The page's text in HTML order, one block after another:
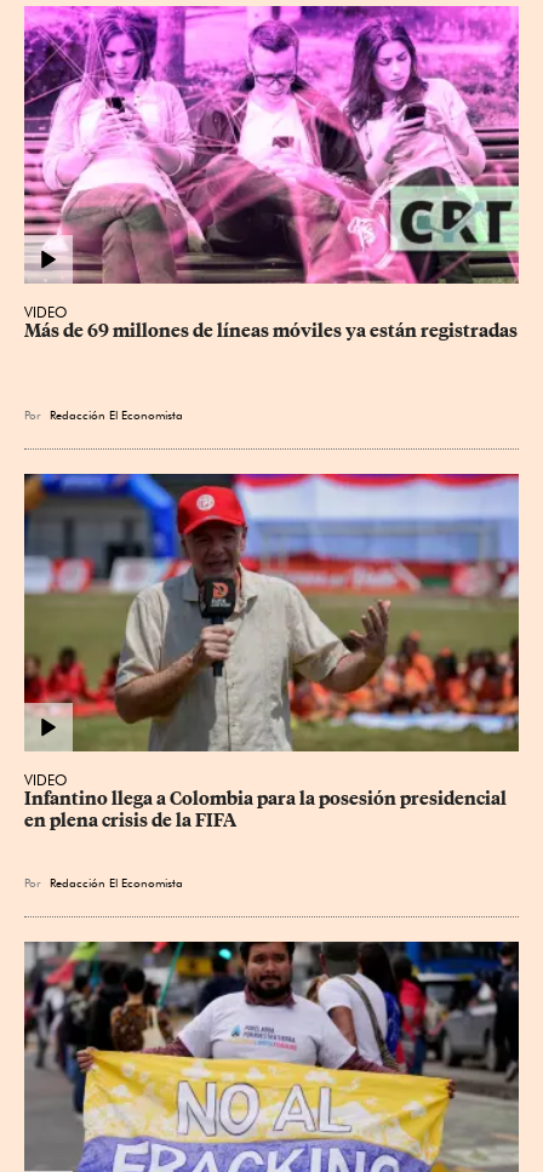
VIDEO
Más de 69 millones de líneas móviles ya están registradas
Por Redacción El Economista
VIDEO
Infantino llega a Colombia para la posesión presidencial
en plena crisis de la FIFA
Por Redacción El Economista